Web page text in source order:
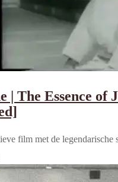
| The Essence of
film met de legendarische